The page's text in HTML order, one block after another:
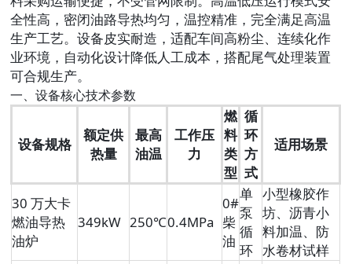
全性高，密闭油路导热均匀，温控精准，完全满足高温
生产工艺。设备皮实耐造，适配车间高粉尘、连续化作
业环境，自动化设计降低人工成本，搭配尾气处理装置
可合规生产。
一、设备核心技术参数
设备规格
额定供
热量
最高
油温
工作压
力
燃
料
类
型
循
环
方
式
适用场景
30 万大卡
燃油导热
油炉
349kW 250℃0.4MPa
0#
柴
油
单
泵
循
环
小型橡胶作
坊、沥青小
料加温、防
水卷材试样